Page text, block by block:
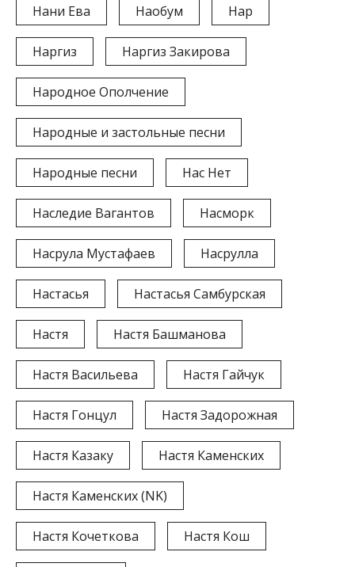
Нани Ева Наобум Нар
Наргиз Наргиз Закирова
Народное Ополчение
Народные и застольные песни
Народные песни Нас Нет
Наследие Вагантов Насморк
Насрула Мустафаев Насрулла
Настасья Настасья Самбурская
Настя Настя Башманова
Настя Васильева Настя Гайчук
Настя Гонцул Настя Задорожная
Настя Казаку Настя Каменских
Настя Каменских (NK)
Настя Кочеткова Настя Кош